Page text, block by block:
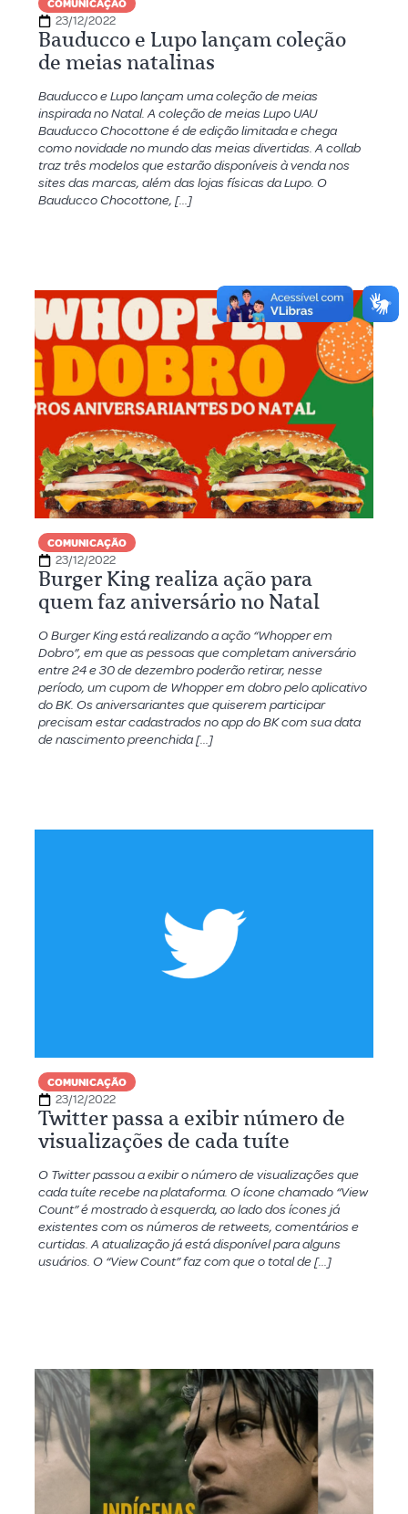
COMUNICAÇÃO
23/12/2022
Bauducco e Lupo lançam coleção
de meias natalinas
Bauducco e Lupo lançam uma coleção de meias
inspirada no Natal. A coleção de meias Lupo UAU
Bauducco Chocottone é de edição limitada e chega
como novidade no mundo das meias divertidas. A collab
traz três modelos que estarão disponíveis à venda nos
sites das marcas, além das lojas físicas da Lupo. O
Bauducco Chocottone, […]
COMUNICAÇÃO
23/12/2022
Burger King realiza ação para
quem faz aniversário no Natal
O Burger King está realizando a ação “Whopper em
Dobro”, em que as pessoas que completam aniversário
entre 24 e 30 de dezembro poderão retirar, nesse
período, um cupom de Whopper em dobro pelo aplicativo
do BK. Os aniversariantes que quiserem participar
precisam estar cadastrados no app do BK com sua data
de nascimento preenchida […]
COMUNICAÇÃO
23/12/2022
Twitter passa a exibir número de
visualizações de cada tuíte
O Twitter passou a exibir o número de visualizações que
cada tuíte recebe na plataforma. O ícone chamado “View
Count” é mostrado à esquerda, ao lado dos ícones já
existentes com os números de retweets, comentários e
curtidas. A atualização já está disponível para alguns
usuários. O “View Count” faz com que o total de […]